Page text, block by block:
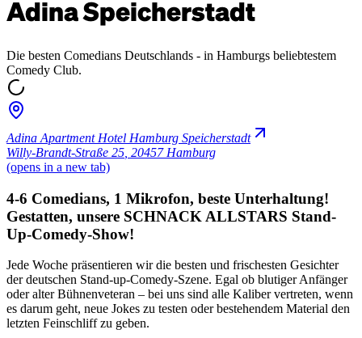
Adina Speicherstadt
Die besten Comedians Deutschlands - in Hamburgs beliebtestem
Comedy Club.
Adina Apartment Hotel Hamburg Speicherstadt
Willy-Brandt-Straße 25 20457 Hamburg
(opens in a new tab)
4-6 Comedians, 1 Mikrofon, beste Unterhaltung!
Gestatten, unsere SCHNACK ALLSTARS Stand-
Up-Comedy-Show!
Jede Woche präsentieren wir die besten und frischesten Gesichter
der deutschen Stand-up-Comedy-Szene. Egal ob blutiger Anfänger
oder alter Bühnenveteran – bei uns sind alle Kaliber vertreten, wenn
es darum geht, neue Jokes zu testen oder bestehendem Material den
letzten Feinschliff zu geben.